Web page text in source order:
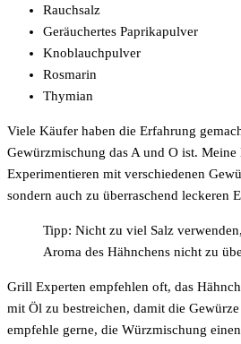
Rauchsalz
Geräuchertes Paprikapulver
Knoblauchpulver
Rosmarin
Thymian
Viele Käufer haben die Erfahrung
Gewürzmischung das A und O ist. Meine
Experimentieren mit verschiedenen
sondern auch zu überraschend leckeren
Tipp: Nicht zu viel Salz
Aroma des Hähnchens nicht zu
Grill Experten empfehlen oft, das
mit Öl zu bestreichen, damit die
empfehle gerne, die Würzmischung